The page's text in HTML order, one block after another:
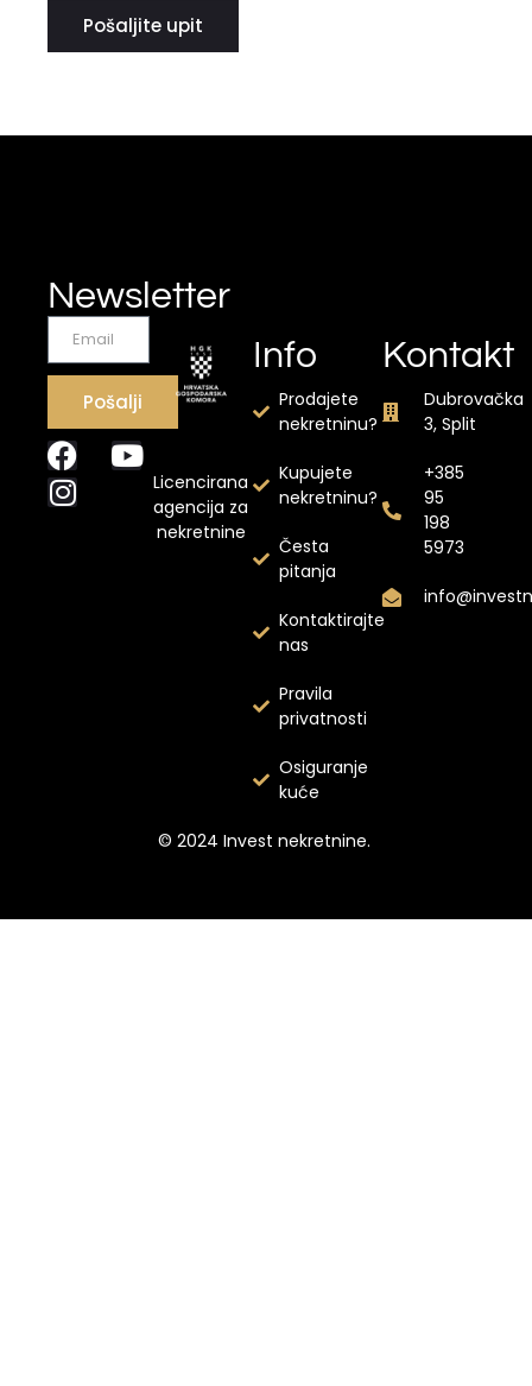
Pošaljite upit
Newsletter
Pošalji
Licencirana
agencija za
nekretnine
Info
Prodajete
nekretninu?
Kupujete
nekretninu?
Česta
pitanja
Kontaktirajte
nas
Pravila
privatnosti
Osiguranje
kuće
Kontakt
Dubrovačka
3, Split
+385
95
198
5973
© 2024 Invest nekretnine.